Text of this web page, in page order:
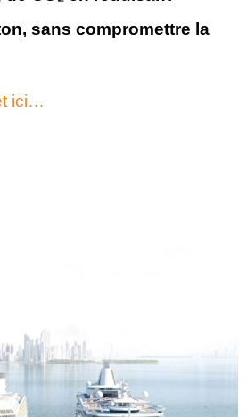
sans compromettre la
ici…